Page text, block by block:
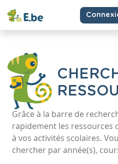
Grâce à la barre de
rapidement les ressources
à vos activités scolaires.
chercher par année(s),